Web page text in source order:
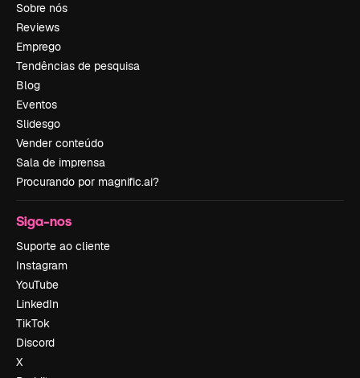
Sobre nós
Reviews
Emprego
Tendências de pesquisa
Blog
Eventos
Slidesgo
Vender conteúdo
Sala de imprensa
Procurando por magnific.ai?
Siga-nos
Suporte ao cliente
Instagram
YouTube
LinkedIn
TikTok
Discord
X